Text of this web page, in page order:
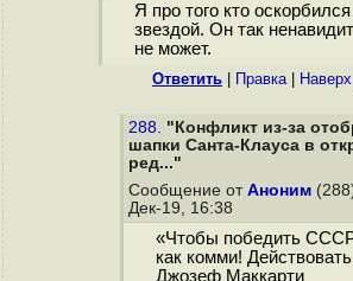
Я про того кто
звездой. Он так
не может.
Ответить Правка| Наверх
288. "Конфликт из-за
шапки Санта-Клауса в
ред..."
Сообщение от Аноним
Дек-19, 16:38
«Чтобы победить
как комми!
Джозеф Маккарти